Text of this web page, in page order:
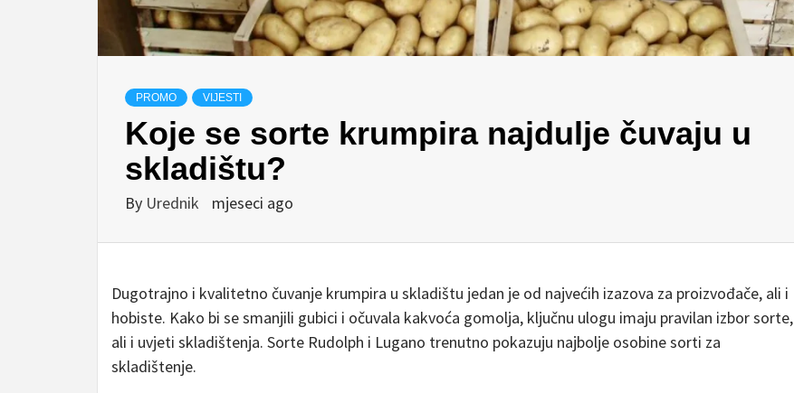
PROMO VIJESTI
Koje se sorte krumpira najdulje čuvaju u
skladištu?
By Urednik mjeseci ago
Dugotrajno i kvalitetno čuvanje krumpira u skladištu jedan je od najvećih izazova za proizvođače, ali i
hobiste. Kako bi se smanjili gubici i očuvala kakvoća gomolja, ključnu ulogu imaju pravilan izbor sorte,
ali i uvjeti skladištenja. Sorte Rudolph i Lugano trenutno pokazuju najbolje osobine sorti za
skladištenje.